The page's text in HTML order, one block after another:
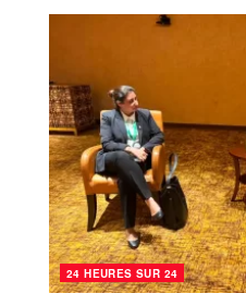
24 HEURES SUR 24